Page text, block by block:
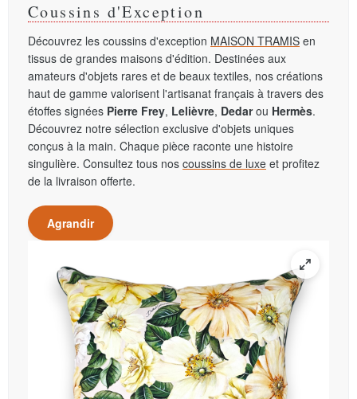
Coussins d'Exception
Découvrez les coussins d'exception MAISON TRAMIS en
tissus de grandes maisons d'édition. Destinées aux
amateurs d'objets rares et de beaux textiles, nos créations
haut de gamme valorisent l'artisanat français à travers des
étoffes signées Pierre Frey, Lelièvre, Dedarou Hermès.
Découvrez notre sélection exclusive d'objets uniques
conçus à la main. Chaque pièce raconte une histoire
singulière. Consultez tous nos coussins de luxe et profitez
de la livraison offerte.
Agrandir